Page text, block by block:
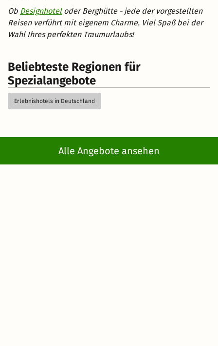
Alle Angebote ansehen
Ob Designhoteloder Berghütte - jede der vorgestellten
Reisen verführt mit eigenem Charme. Viel Spaß bei der
Wahl Ihres perfekten Traumurlaubs!
Beliebteste Regionen für
Spezialangebote
Erlebnishotels in Deutschland